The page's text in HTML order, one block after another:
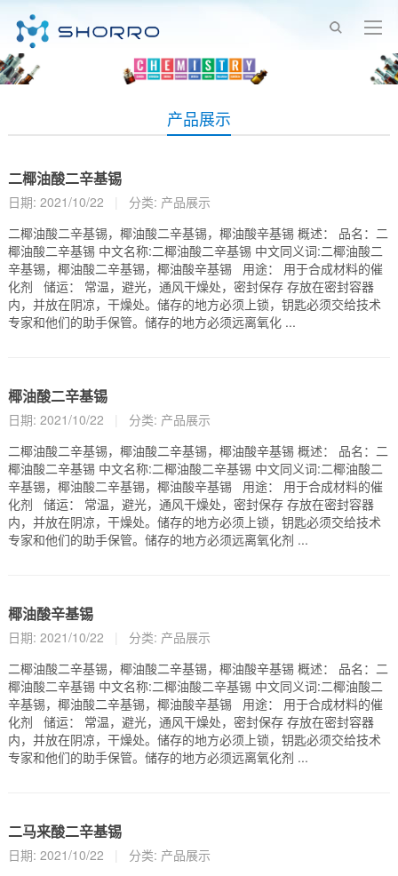
产品展示
二椰油酸二辛基锡
日期: 2021/10/22 分类: 产品展示
二椰油酸二辛基锡，椰油酸二辛基锡，椰油酸辛基锡 概述： 品名：二
椰油酸二辛基锡 中文名称:二椰油酸二辛基锡 中文同义词:二椰油酸二
辛基锡，椰油酸二辛基锡，椰油酸辛基锡 用途： 用于合成材料的催
化剂 储运： 常温，避光，通风干燥处，密封保存 存放在密封容器
内，并放在阴凉，干燥处。储存的地方必须上锁，钥匙必须交给技术
专家和他们的助手保管。储存的地方必须远离氧化 ...
椰油酸二辛基锡
日期: 2021/10/22 分类: 产品展示
二椰油酸二辛基锡，椰油酸二辛基锡，椰油酸辛基锡 概述： 品名：二
椰油酸二辛基锡 中文名称:二椰油酸二辛基锡 中文同义词:二椰油酸二
辛基锡，椰油酸二辛基锡，椰油酸辛基锡 用途： 用于合成材料的催
化剂 储运： 常温，避光，通风干燥处，密封保存 存放在密封容器
内，并放在阴凉，干燥处。储存的地方必须上锁，钥匙必须交给技术
专家和他们的助手保管。储存的地方必须远离氧化剂 ...
椰油酸辛基锡
日期: 2021/10/22 分类: 产品展示
二椰油酸二辛基锡，椰油酸二辛基锡，椰油酸辛基锡 概述： 品名：二
椰油酸二辛基锡 中文名称:二椰油酸二辛基锡 中文同义词:二椰油酸二
辛基锡，椰油酸二辛基锡，椰油酸辛基锡 用途： 用于合成材料的催
化剂 储运： 常温，避光，通风干燥处，密封保存 存放在密封容器
内，并放在阴凉，干燥处。储存的地方必须上锁，钥匙必须交给技术
专家和他们的助手保管。储存的地方必须远离氧化剂 ...
二马来酸二辛基锡
日期: 2021/10/22 分类: 产品展示